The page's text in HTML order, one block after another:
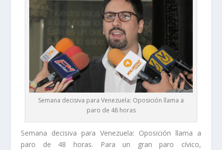
Semana decisiva para Venezuela: Oposición llama a
paro de 48 horas
Semana decisiva para Venezuela: Oposición llama a
paro de 48 horas. Para un gran paro cívico,